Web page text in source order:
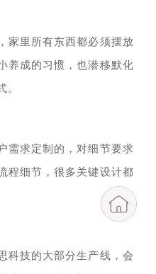
家里所有东西都必须摆放
养成的习惯，也潜移默化
。
需求定制的，对细节要求
程细节，很多关键设计都
科技的大部分生产线，会